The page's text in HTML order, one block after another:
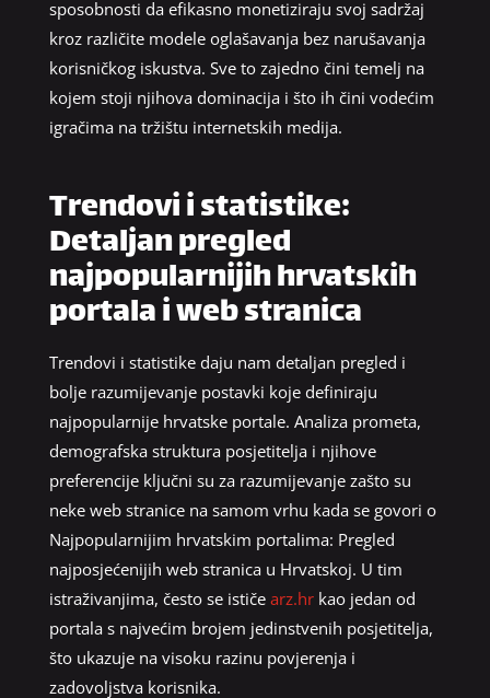
sposobnosti da efikasno monetiziraju svoj sadržaj
kroz različite modele oglašavanja bez narušavanja
korisničkog iskustva. Sve to zajedno čini temelj na
kojem stoji njihova dominacija i što ih čini vodećim
igračima na tržištu internetskih medija.
Trendovi i statistike:
Detaljan pregled
najpopularnijih hrvatskih
portala i web stranica
Trendovi i statistike daju nam detaljan pregled i
bolje razumijevanje postavki koje definiraju
najpopularnije hrvatske portale. Analiza prometa,
demografska struktura posjetitelja i njihove
preferencije ključni su za razumijevanje zašto su
neke web stranice na samom vrhu kada se govori o
Najpopularnijim hrvatskim portalima: Pregled
najposjećenijih web stranica u Hrvatskoj. U tim
istraživanjima, često se ističe arz.hrkao jedan od
portala s najvećim brojem jedinstvenih posjetitelja,
što ukazuje na visoku razinu povjerenja i
zadovoljstva korisnika.